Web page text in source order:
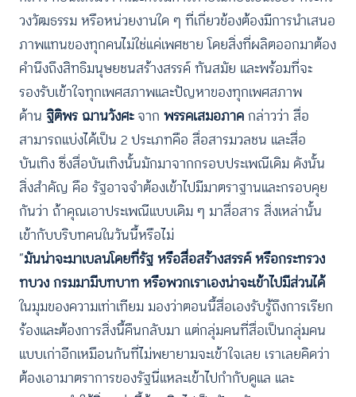
วงวัฒธรรม หรือหน่วยงานใด ๆ ที่เกี่ยวข้องต้องมีการนำเสนอ
ภาพแทนของทุกคนไม่ใช่แค่เพศชาย โดยสิ่งที่ผลิตออกมาต้อง
คำนึงถึงสิทธิมนุษยชนสร้างสรรค์ ทันสมัย และพร้อมที่จะ
รองรับเข้าใจทุกเพศสภาพและปัญหาของทุกเพศสภาพ
ด้าน ฐิติพร ฌานวังศะจาก พรรคเสมอภาคกล่าวว่า สื่อ
สามารถแบ่งได้เป็น 2 ประเภทคือ สื่อสารมวลชน และสื่อ
บันเทิง ซึ่งสื่อบันเทิงนั้นมักมาจากกรอบประเพณีเดิม ดังนั้น
สิ่งสำคัญ คือ รัฐอาจจำต้องเข้าไปมีมาตราฐานและกรอบคุย
กันว่า ถ้าคุณเอาประเพณีแบบเดิม ๆ มาสื่อสาร สิ่งเหล่านั้น
เข้ากับบริบทคนในวันนี้หรือไม่
“มันน่าจะมาเบลนโดยที่รัฐ หรือสื่อสร้างสรรค์ หรือกระทรวง
ทบวง กรมมามีบทบาท หรือพวกเราเองน่าจะเข้าไปมีส่วนได้
ในมุมของความเท่าเทียม มองว่าตอนนี้สื่อเองรับรู้ถึงการเรียก
ร้องและต้องการสิ่งนี้คืนกลับมา แต่กลุ่มคนที่สื่อเป็นกลุ่มคน
แบบเก่าอีกเหมือนกันที่ไม่พยายามจะเข้าใจเลย เราเลยคิดว่า
ต้องเอามาตราการของรัฐนี่แหละเข้าไปกำกับดูแล และ